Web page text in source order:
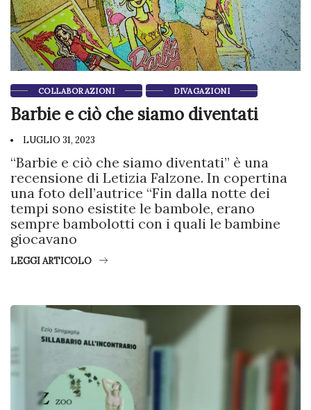
COLLABORAZIONI DIVAGAZIONI
Barbie e ciò che siamo diventati
LUGLIO 31, 2023
“Barbie e ciò che siamo diventati” è una
recensione di Letizia Falzone. In copertina
una foto dell’autrice “Fin dalla notte dei
tempi sono esistite le bambole, erano
sempre bambolotti con i quali le bambine
giocavano
LEGGI ARTICOLO